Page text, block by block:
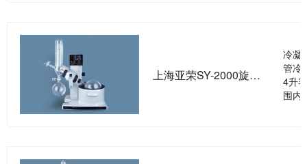
上海亚荣SY-2000旋转蒸发器
冷凝
管冷
4升
围内